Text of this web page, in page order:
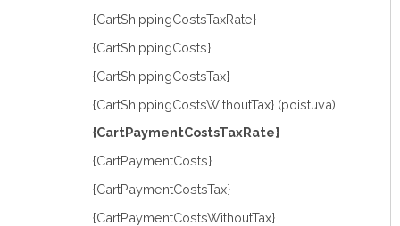
{CartShippingCostsTaxRate}
{CartShippingCosts}
{CartShippingCostsTax}
{CartShippingCostsWithoutTax} (poistuva)
{CartPaymentCostsTaxRate}
{CartPaymentCosts}
{CartPaymentCostsTax}
{CartPaymentCostsWithoutTax}